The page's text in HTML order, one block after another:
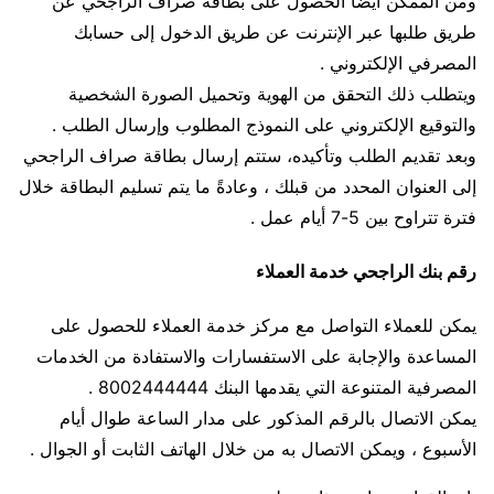
طريق طلبها عبر الإنترنت عن طريق الدخول إلى حسابك
المصرفي الإلكتروني .
ويتطلب ذلك التحقق من الهوية وتحميل الصورة الشخصية
والتوقيع الإلكتروني على النموذج المطلوب وإرسال الطلب .
وبعد تقديم الطلب وتأكيده، ستتم إرسال بطاقة صراف الراجحي
إلى العنوان المحدد من قبلك ، وعادةً ما يتم تسليم البطاقة خلال
فترة تتراوح بين 5-7 أيام عمل .
رقم بنك الراجحي خدمة العملاء
يمكن للعملاء التواصل مع مركز خدمة العملاء للحصول على
المساعدة والإجابة على الاستفسارات والاستفادة من الخدمات
المصرفية المتنوعة التي يقدمها البنك 8002444444 .
يمكن الاتصال بالرقم المذكور على مدار الساعة طوال أيام
الأسبوع ، ويمكن الاتصال به من خلال الهاتف الثابت أو الجوال .